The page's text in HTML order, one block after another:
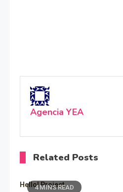
Agencia YEA
Related Posts
4 MINS READ
Hello! Project